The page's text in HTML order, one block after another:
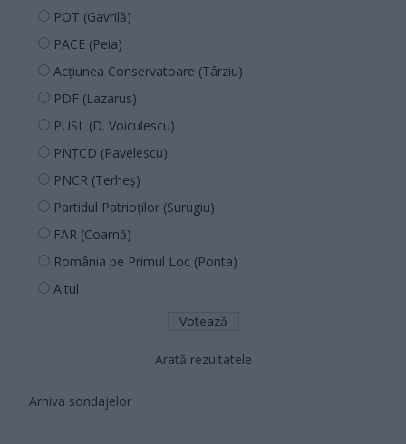
POT (Gavrilă)
PACE (Peia)
Acțiunea Conservatoare (Târziu)
PDF (Lazarus)
PUSL (D. Voiculescu)
PNȚCD (Pavelescu)
PNCR (Terheș)
Partidul Patrioților (Surugiu)
FAR (Coarnă)
România pe Primul Loc (Ponta)
Altul
Arată rezultatele
Arhiva sondajelor